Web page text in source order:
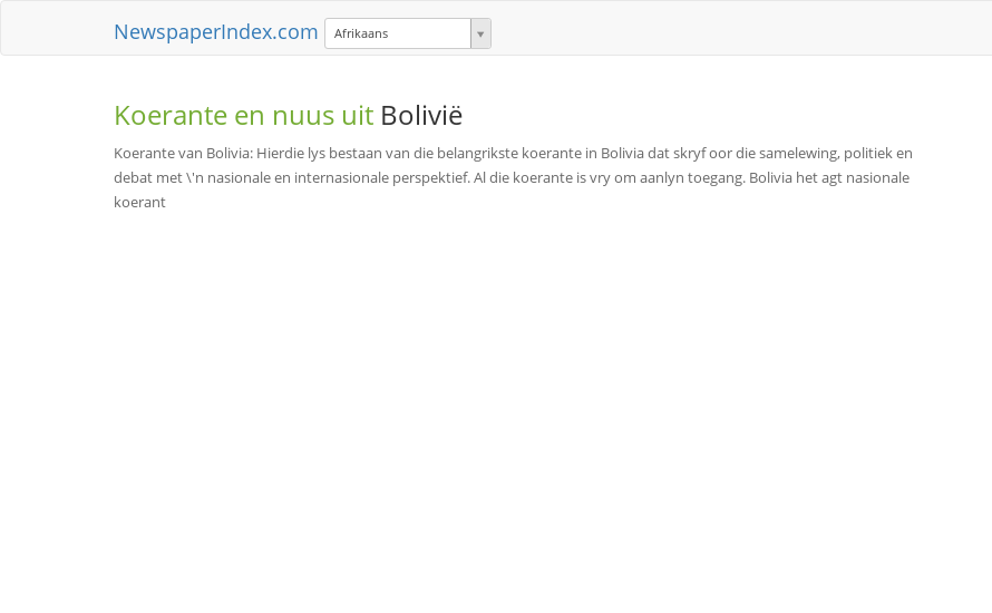
NewspaperIndex.com Afrikaans
Koerante en nuus uit Bolivië
Koerante van Bolivia: Hierdie lys bestaan van die belangrikste koerante in Bolivia dat skryf oor die samelewing, politiek en
debat met \'n nasionale en internasionale perspektief. Al die koerante is vry om aanlyn toegang. Bolivia het agt nasionale
koerant